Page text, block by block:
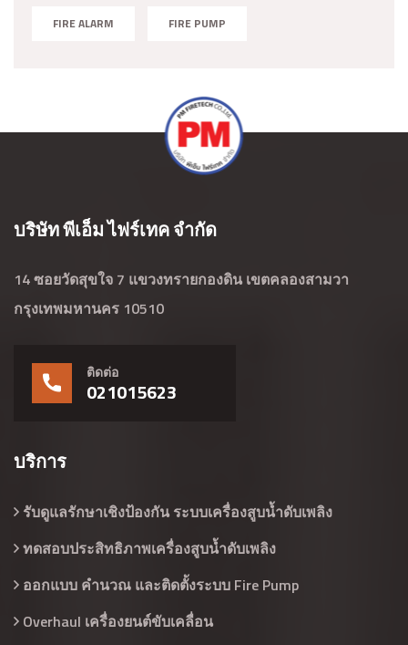
FIRE ALARM FIRE PUMP
บริษัท พีเอ็ม ไฟร์เทค จำกัด
14 ซอยวัดสุขใจ 7 แขวงทรายกองดิน เขตคลองสามวา
กรุงเทพมหานคร 10510
ติดต่อ
021015623
บริการ
รับดูแลรักษาเชิงป้องกัน ระบบเครื่องสูบน้ำดับเพลิง
ทดสอบประสิทธิภาพเครื่องสูบน้ำดับเพลิง
ออกแบบ คำนวณ และติดตั้งระบบ Fire Pump
Overhaul เครื่องยนต์ขับเคลื่อน